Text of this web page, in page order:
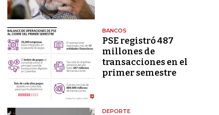
BANCOS
PSE registró 487
millones de
transacciones en el
primer semestre
DEPORTE